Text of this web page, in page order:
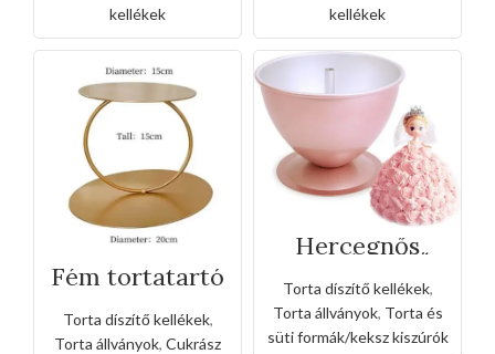
kellékek
kellékek
Fém tortatartó
Torta díszítő kellékek,
Torta állványok, Cukrász
Hercegnős
torta készítő
aluminium
forma/állvány
Torta díszítő kellékek,
Torta állványok, Torta és
süti formák/keksz kiszúrók